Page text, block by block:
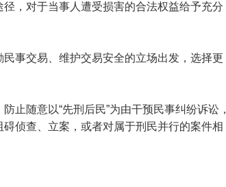
，对于当事人遭受损害的合法权益给予充分
事交易、维护交易安全的立场出发，选择更
止随意以“先刑后民”为由干预民事纠纷诉讼，
侦查、立案，或者对属于刑民并行的案件相